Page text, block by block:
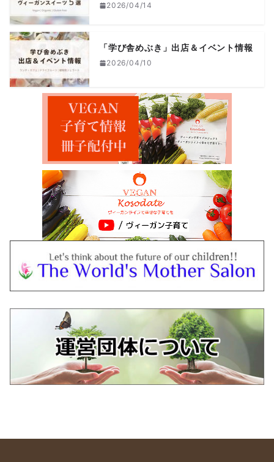
2026/04/14
「学び舎めぶき」出店＆イベント情報
2026/04/10